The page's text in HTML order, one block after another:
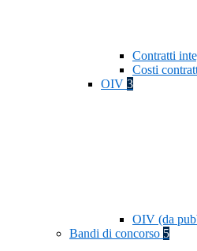
Contratti
Costi
OIV 3
OIV (da
Bandi di concorso 5